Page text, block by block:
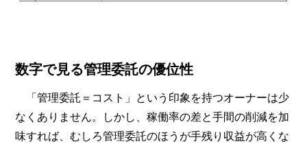
数字で見る管理委託の優位性
「管理委託＝コスト」という印象を持つオーナーは少
なくありません。しかし、稼働率の差と手間の削減を加
味すれば、むしろ管理委託のほうが手残り収益が高くな